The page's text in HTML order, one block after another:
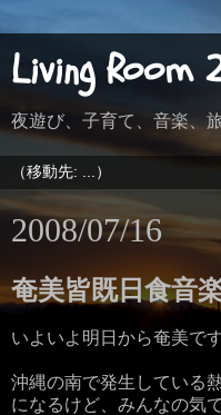
Living Room
夜遊び、子育て、音楽、
2008/07/16
奄美皆既日食音
いよいよ明日から奄美です
沖縄の南で発生している
になるけど、みんなの気